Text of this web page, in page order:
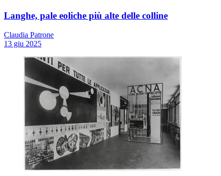
Langhe, pale eoliche più alte delle colline
Claudia Patrone
13 giu 2025